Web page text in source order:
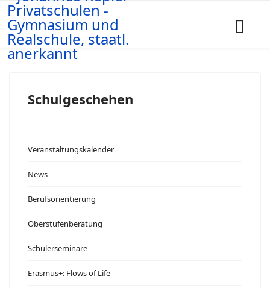
Schulgeschehen
Veranstaltungskalender
News
Berufsorientierung
Oberstufenberatung
Schülerseminare
Erasmus+: Flows of Life